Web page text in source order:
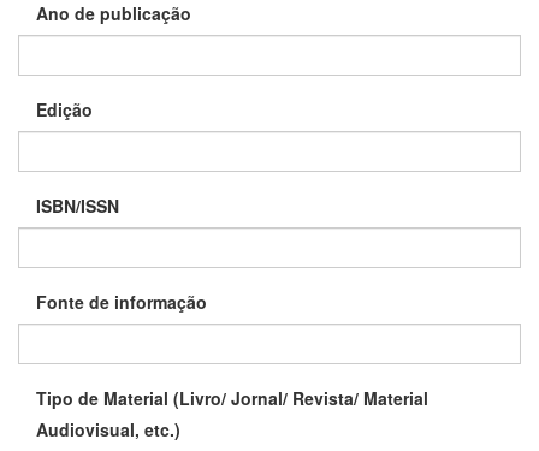
Ano de publicação
Edição
ISBN/ISSN
Fonte de informação
Tipo de Material (Livro/ Jornal/ Revista/ Material
Audiovisual, etc.)